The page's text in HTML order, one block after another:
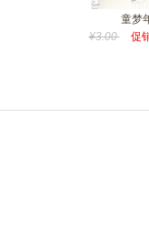
童梦
¥3.00促销